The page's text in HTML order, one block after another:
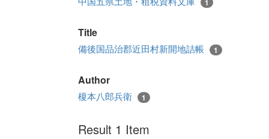
1
Title
備後国品治郡近田村新開地詰帳 1
Author
榎本八郎兵衛 1
Result 1 Item